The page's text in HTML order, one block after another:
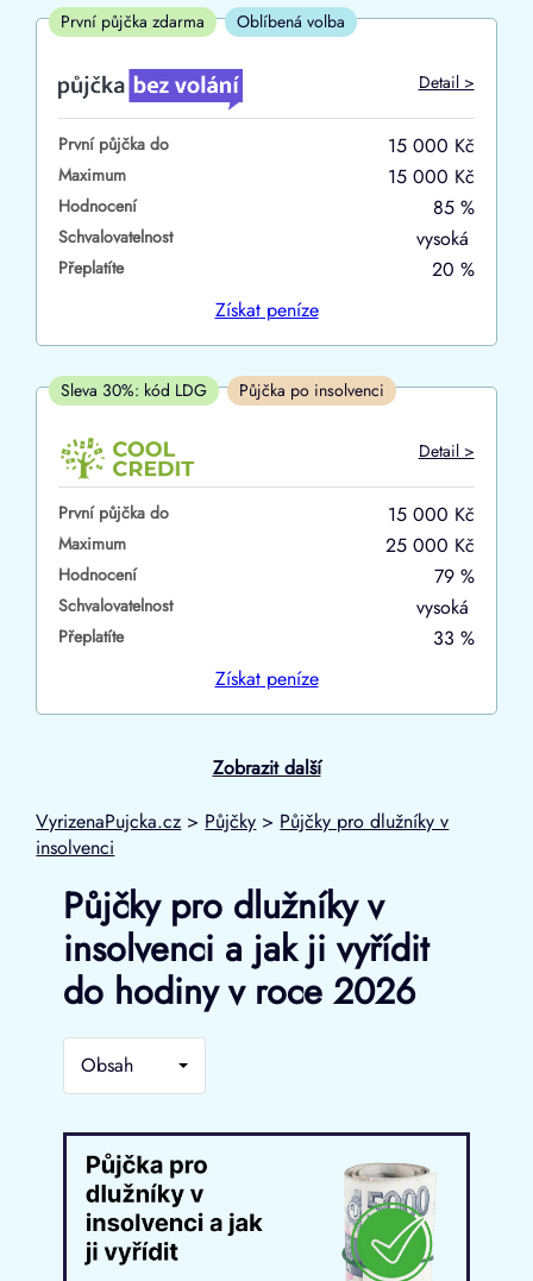
ne
V exekuci
ano
ne
Po insolvenci
ano
ne
V hotovosti
ano
První půjčka zdarma Oblíbená volba
Detail >
První půjčka do 15 000 Kč
Maximum 15 000 Kč
Hodnocení 85 %
Schvalovatelnost vysoká
Přeplatíte
20 %
Získatpeníze
Sleva 30%: kód LDG Půjčka po insolvenci
Detail >
První půjčka do 15 000 Kč
Maximum 25 000 Kč
Hodnocení 79 %
Schvalovatelnost vysoká
Přeplatíte
33 %
Získatpeníze
Zobrazit další
VyrizenaPujcka.cz > Půjčky > Půjčky pro dlužníky v
insolvenci
Půjčky pro dlužníky v
insolvenci a jak ji vyřídit
do hodiny v roce 2026
Obsah